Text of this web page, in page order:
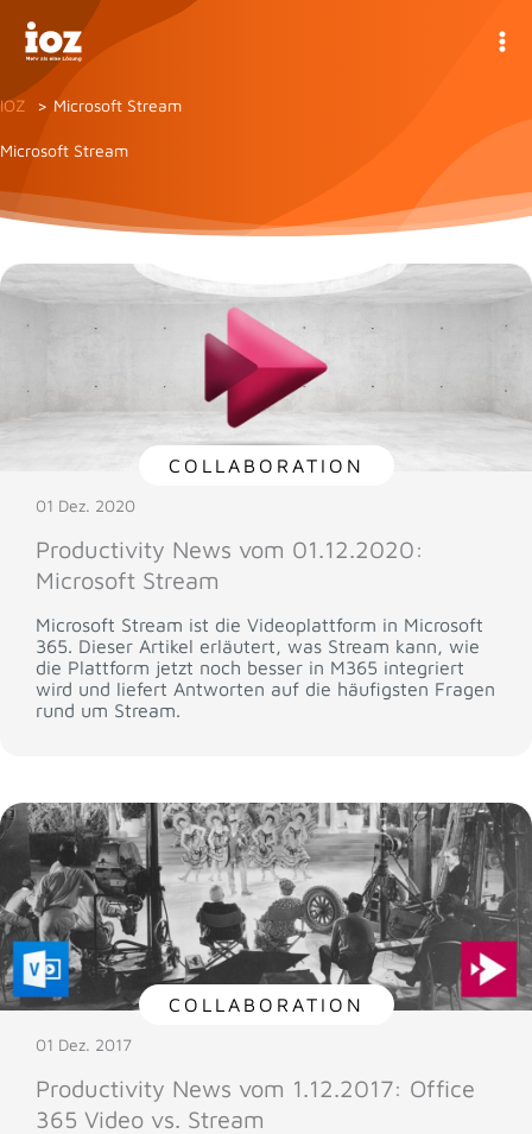
Inhalt
springen
IOZ Microsoft Stream
Microsoft Stream
COLLABORATION
01 Dez. 2020
Productivity News vom 01.12.2020:
Microsoft Stream
Microsoft Stream ist die Videoplattform in Microsoft
365. Dieser Artikel erläutert, was Stream kann, wie
die Plattform jetzt noch besser in M365 integriert
wird und liefert Antworten auf die häufigsten Fragen
rund um Stream.
COLLABORATION
01 Dez. 2017
Productivity News vom 1.12.2017: Office
365 Video vs. Stream